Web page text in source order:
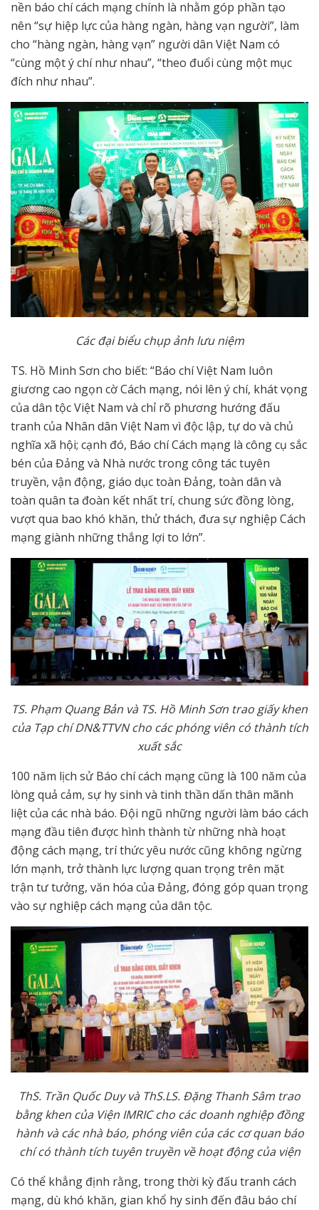
nền báo chí cách mạng chính là nhằm góp phần tạo
nên “sự hiệp lực của hàng ngàn, hàng vạn người”, làm
cho “hàng ngàn, hàng vạn” người dân Việt Nam có
“cùng một ý chí như nhau”, “theo đuổi cùng một mục
đích như nhau”.
Các đại biểu chụp ảnh lưu niệm
TS. Hồ Minh Sơn cho biết: “Báo chí Việt Nam luôn
giương cao ngọn cờ Cách mạng, nói lên ý chí, khát vọng
của dân tộc Việt Nam và chỉ rõ phương hướng đấu
tranh của Nhân dân Việt Nam vì độc lập, tự do và chủ
nghĩa xã hội; cạnh đó, Báo chí Cách mạng là công cụ sắc
bén của Đảng và Nhà nước trong công tác tuyên
truyền, vận động, giáo dục toàn Đảng, toàn dân và
toàn quân ta đoàn kết nhất trí, chung sức đồng lòng,
vượt qua bao khó khăn, thử thách, đưa sự nghiệp Cách
mạng giành những thắng lợi to lớn”.
TS. Phạm Quang Bản và TS. Hồ Minh Sơn trao giấy khen
của Tạp chí DN&TTVN cho các phóng viên có thành tích
xuất sắc
100 năm lịch sử Báo chí cách mạng cũng là 100 năm của
lòng quả cảm, sự hy sinh và tinh thần dấn thân mãnh
liệt của các nhà báo. Đội ngũ những người làm báo cách
mạng đầu tiên được hình thành từ những nhà hoạt
động cách mạng, trí thức yêu nước cũng không ngừng
lớn mạnh, trở thành lực lượng quan trọng trên mặt
trận tư tưởng, văn hóa của Đảng, đóng góp quan trọng
vào sự nghiệp cách mạng của dân tộc.
ThS. Trần Quốc Duy và ThS.LS. Đặng Thanh Sâm trao
bằng khen của Viện IMRIC cho các doanh nghiệp đồng
hành và các nhà báo, phóng viên của các cơ quan báo
chí có thành tích tuyên truyền về hoạt động của viện
Có thể khẳng định rằng, trong thời kỳ đấu tranh cách
mạng, dù khó khăn, gian khổ hy sinh đến đâu báo chí